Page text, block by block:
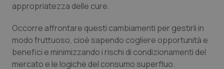
appropriatezza delle cure.
Occorre affrontare questi cambiamenti per gestirli in
modo fruttuoso, cioè sapendo cogliere opportunità e
benefici e minimizzando i rischi di condizionamenti del
mercato e le logiche del consumo superfluo.